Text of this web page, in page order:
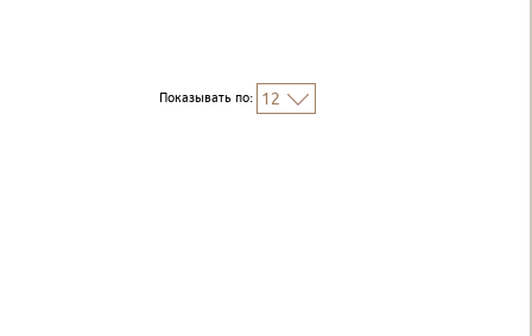
Показывать по: 12